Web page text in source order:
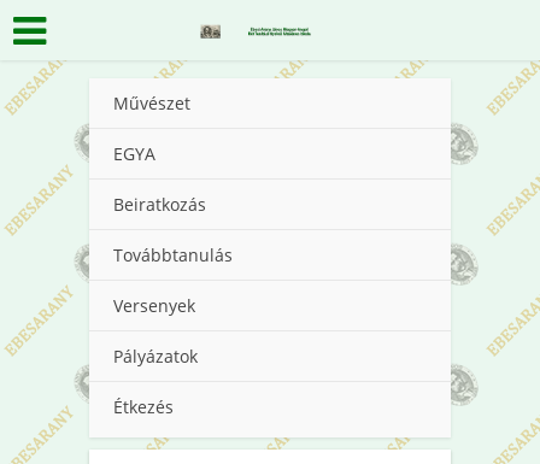
Művészet
EGYA
Beiratkozás
Továbbtanulás
Versenyek
Pályázatok
Étkezés